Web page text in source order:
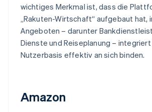
wichtiges Merkmal ist, dass die
„Rakuten-Wirtschaft“ aufgebaut
Angeboten – darunter
Dienste und Reiseplanung –
Nutzerbasis effektiv an sich binden.
Amazon